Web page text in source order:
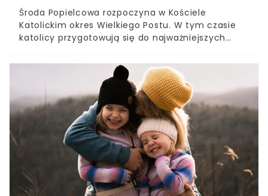
Środa Popielcowa rozpoczyna w Kościele
Katolickim okres Wielkiego Postu. W tym czasie
katolicy przygotowują się do najważniejszych
obowiązuje post ścisły, obok Wielkiego Piątku jest
to jedyny dzień obłożony tym rygorem w roku
liturgicznym.Kto jest zwolniony z postu w Środę
Popielcową, czy trzeba tego dnia iść do kościoła i
jak świętować ten wyjątkowy dzień. Wyjaśniamy
wszystkie zawiłości.